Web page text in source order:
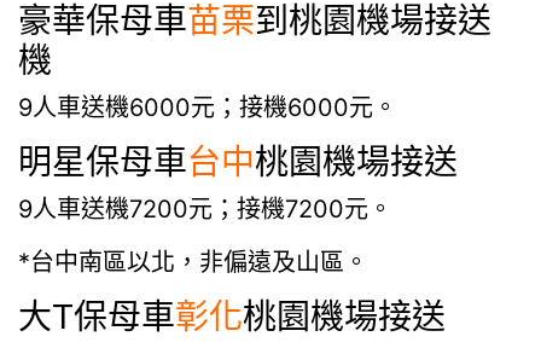
豪華保母車苗栗到桃園機場接送
機
9人車送機6000元；接機6000元。
明星保母車台中桃園機場接送
9人車送機7200元；接機7200元。
*台中南區以北，非偏遠及山區。
大T保母車彰化桃園機場接送